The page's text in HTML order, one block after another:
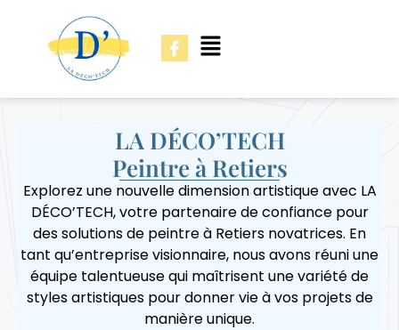
LA DÉCO’TECH
Peintre à Retiers
Explorez une nouvelle dimension artistique avec LA
DÉCO’TECH, votre partenaire de confiance pour
des solutions de peintre à Retiers novatrices. En
tant qu’entreprise visionnaire, nous avons réuni une
équipe talentueuse qui maîtrisent une variété de
styles artistiques pour donner vie à vos projets de
manière unique.